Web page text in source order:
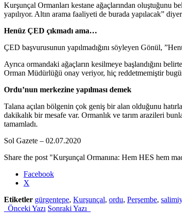
Kurşunçal Ormanları kestane ağaçlarından oluştuğunu
yapılıyor. Altın arama faaliyeti de burada yapılacak”
Henüz ÇED çıkmadı ama…
ÇED başvurusunun yapılmadığını söyleyen Gönül,
Ayrıca ormandaki ağaçların kesilmeye başlandığını
Orman Müdürlüğü onay veriyor, hiç reddetmemiştir
Ordu’nun merkezine yapılması demek
Talana açılan bölgenin çok geniş bir alan olduğunu
dakikalık bir mesafe var. Ormanlık ve tarım arazileri
tamamladı.
Sol Gazete – 02.07.2020
Share the post "Kurşunçal Ormanına: Hem HES hem
Facebook
X
Etiketler gürgentepe, Kurşunçal, ordu, Perşembe,
Önceki Yazı Sonraki Yazı